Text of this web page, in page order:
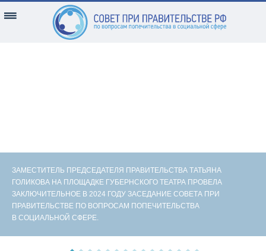
ЗАМЕСТИТЕЛЬ ПРЕДСЕДАТЕЛЯ ПРАВИТЕЛЬСТВА ТАТЬЯНА
ГОЛИКОВА НА ПЛОЩАДКЕ ГУБЕРНСКОГО ТЕАТРА ПРОВЕЛА
ЗАКЛЮЧИТЕЛЬНОЕ В 2024 ГОДУ ЗАСЕДАНИЕ СОВЕТА ПРИ
ПРАВИТЕЛЬСТВЕ ПО ВОПРОСАМ ПОПЕЧИТЕЛЬСТВА
В СОЦИАЛЬНОЙ СФЕРЕ.